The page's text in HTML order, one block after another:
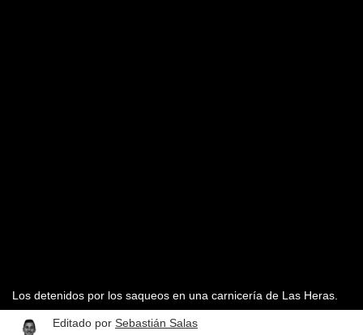
Los detenidos por los saqueos en una carnicería de Las Heras.
Editado por Sebastián Salas